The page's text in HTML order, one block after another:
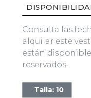
Consulta las
alquilar este
están
reservados.
Talla: 10